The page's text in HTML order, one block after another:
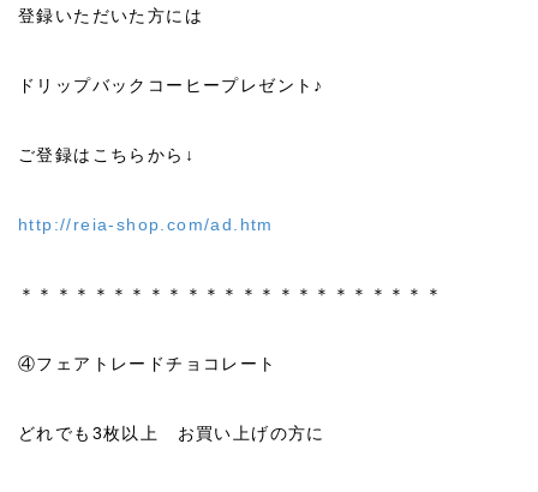
登録いただいた方には
ドリップバックコーヒープレゼント♪
ご登録はこちらから↓
http://reia-shop.com/ad.htm
＊＊＊＊＊＊＊＊＊＊＊＊＊＊＊＊＊＊＊＊＊＊＊
④フェアトレードチョコレート
どれでも3枚以上 お買い上げの方に